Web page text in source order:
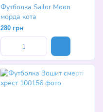
Футболка Sailor Moon
морда кота
280 грн